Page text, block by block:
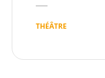
THÉÂTRE